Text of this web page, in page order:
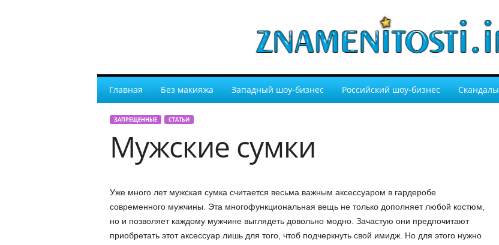
Главная Без макияжа Западный шоу-бизнес Российский шоу-бизнес Скандалы
ЗАПРЕЩЕННЫЕ СТАТЬИ
Мужские сумки
Уже много лет мужская сумка считается весьма важным аксессуаром в гардеробе
современного мужчины. Эта многофункциональная вещь не только дополняет любой костюм,
но и позволяет каждому мужчине выглядеть довольно модно. Зачастую они предпочитают
приобретать этот аксессуар лишь для того, чтоб подчеркнуть свой имидж. Но для этого нужно